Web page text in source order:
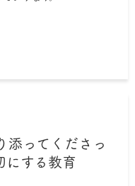
添ってくださっ
にする教育